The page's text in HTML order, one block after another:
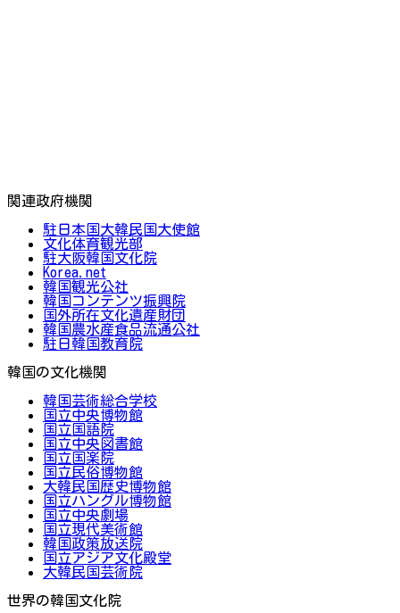
関連政府機関
駐日本国大韓民国大使館
文化体育観光部
駐大阪韓国文化院
Korea.net
韓国観光公社
韓国コンテンツ振興院
国外所在文化遺産財団
韓国農水産食品流通公社
駐日韓国教育院
韓国の文化機関
韓国芸術総合学校
国立中央博物館
国立国語院
国立中央図書館
国立国楽院
国立民俗博物館
大韓民国歴史博物館
国立ハングル博物館
国立中央劇場
国立現代美術館
韓国政策放送院
国立アジア文化殿堂
大韓民国芸術院
世界の韓国文化院